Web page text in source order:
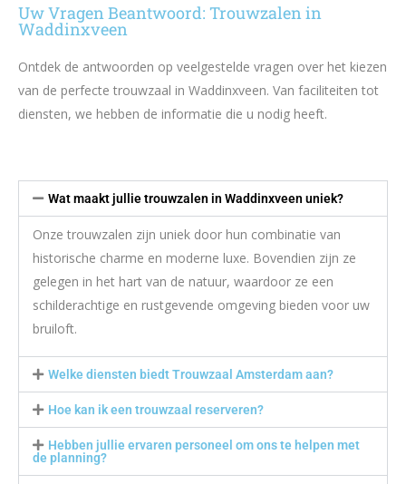
Uw Vragen Beantwoord: Trouwzalen in
Waddinxveen
Ontdek de antwoorden op veelgestelde vragen over het kiezen
van de perfecte trouwzaal in Waddinxveen. Van faciliteiten tot
diensten, we hebben de informatie die u nodig heeft.
Wat maakt jullie trouwzalen in Waddinxveen uniek?
Onze trouwzalen zijn uniek door hun combinatie van
historische charme en moderne luxe. Bovendien zijn ze
gelegen in het hart van de natuur, waardoor ze een
schilderachtige en rustgevende omgeving bieden voor uw
bruiloft.
Welke diensten biedt Trouwzaal Amsterdam aan?
Hoe kan ik een trouwzaal reserveren?
Hebben jullie ervaren personeel om ons te helpen met
de planning?